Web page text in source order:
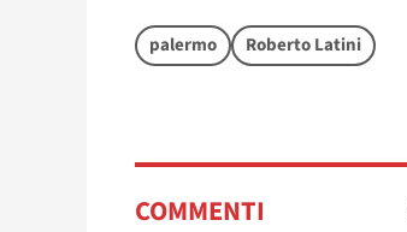
palermo Roberto Latini
COMMENTI